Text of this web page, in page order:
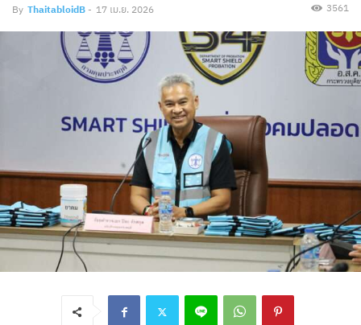
By ThaitabloidB - 17 เม.ย. 2026 3561